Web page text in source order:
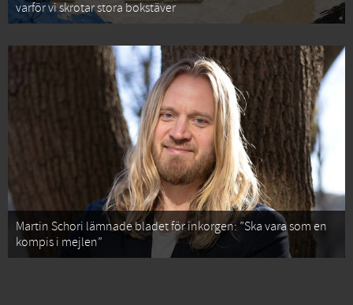
varför vi skrotar stora bokstäver
Martin Schori lämnade bladet för inkorgen: ”Ska vara som en
kompis i mejlen”